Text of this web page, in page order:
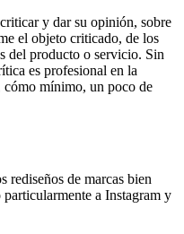
y dar su opinión, sobre
el objeto criticado, de los
del producto o servicio. Sin
es profesional en la
cómo mínimo, un poco de
rediseños de marcas bien
a Instagram y